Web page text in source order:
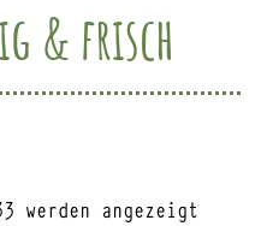
& frisch
werden angezeigt